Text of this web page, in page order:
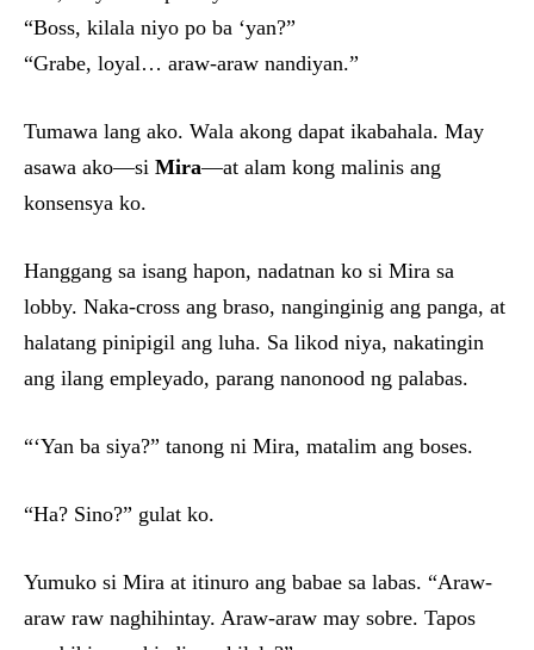
“Boss, kilala niyo po ba ‘yan?”
“Grabe, loyal… araw-araw nandiyan.”
Tumawa lang ako. Wala akong dapat ikabahala. May
asawa ako—si Mira—at alam kong malinis ang
konsensya ko.
Hanggang sa isang hapon, nadatnan ko si Mira sa
lobby. Naka-cross ang braso, nanginginig ang panga, at
halatang pinipigil ang luha. Sa likod niya, nakatingin
ang ilang empleyado, parang nanonood ng palabas.
“‘Yan ba siya?” tanong ni Mira, matalim ang boses.
“Ha? Sino?” gulat ko.
Yumuko si Mira at itinuro ang babae sa labas. “Araw-
araw raw naghihintay. Araw-araw may sobre. Tapos